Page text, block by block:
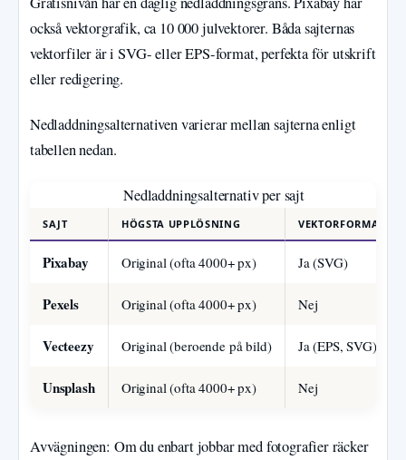
också vektorgrafik, ca 10 000 julvektorer. Båda sajternas
vektorfiler är i SVG- eller EPS-format, perfekta för utskrift
eller redigering.
Nedladdningsalternativen varierar mellan sajterna enligt
tabellen nedan.
Nedladdningsalternativ per sajt
SAJT HÖGSTA UPPLÖSNING VEKTORFORMAT
Pixabay Original (ofta 4000+ px) Ja (SVG)
Pexels Original (ofta 4000+ px) Nej
Vecteezy Original (beroende på bild) Ja (EPS, SVG)
Unsplash Original (ofta 4000+ px) Nej
Avvägningen: Om du enbart jobbar med fotografier räcker